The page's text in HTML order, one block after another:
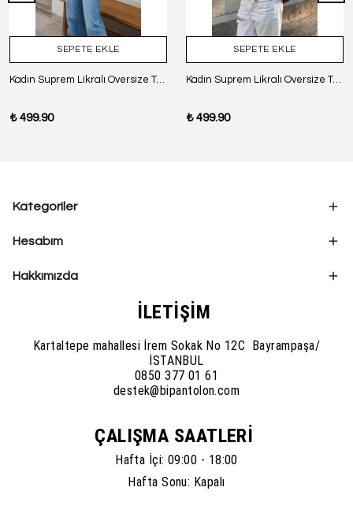
SEPETE EKLE
Kadın Suprem Likralı Oversize T-Shirt - SİYAH
₺ 499.90
SEPETE EKLE
Kadın Suprem Likralı Oversize T-Shirt - BORDO
₺ 499.90
Kategoriler
Hesabım
Hakkımızda
İLETİŞİM
Kartaltepe mahallesi İrem Sokak No 12C Bayrampaşa/
İSTANBUL
0850 377 01 61
destek@bipantolon.com
ÇALIŞMA SAATLERİ
Hafta İçi: 09:00 - 18:00
Hafta Sonu: Kapalı